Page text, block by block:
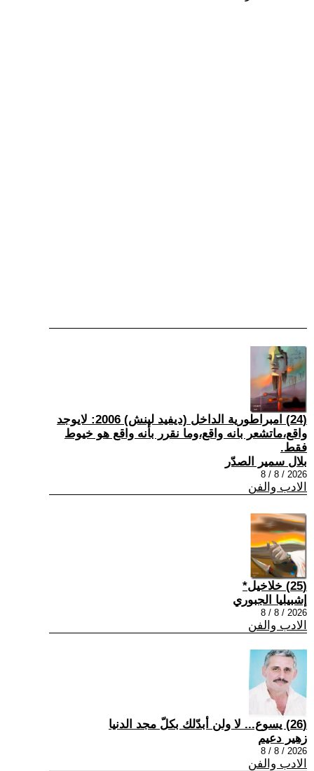
(24) امبراطورية الداخل (ديفيد لينش) 2006: لايوجد
واقع،ماتشعر بانه واقع،وما نقرر بأنه واقع هو خيوط
فقط.
بلال سمير الصدّر
2026 / 8 / 8
الادب والفن
(25) خلاخيل*
إشبيليا الجبوري
2026 / 8 / 8
الادب والفن
(26) يسوع... لا ولن أبدّلك بكلّ مجد الدنيا
زهير دعيم
2026 / 8 / 8
الادب والفن